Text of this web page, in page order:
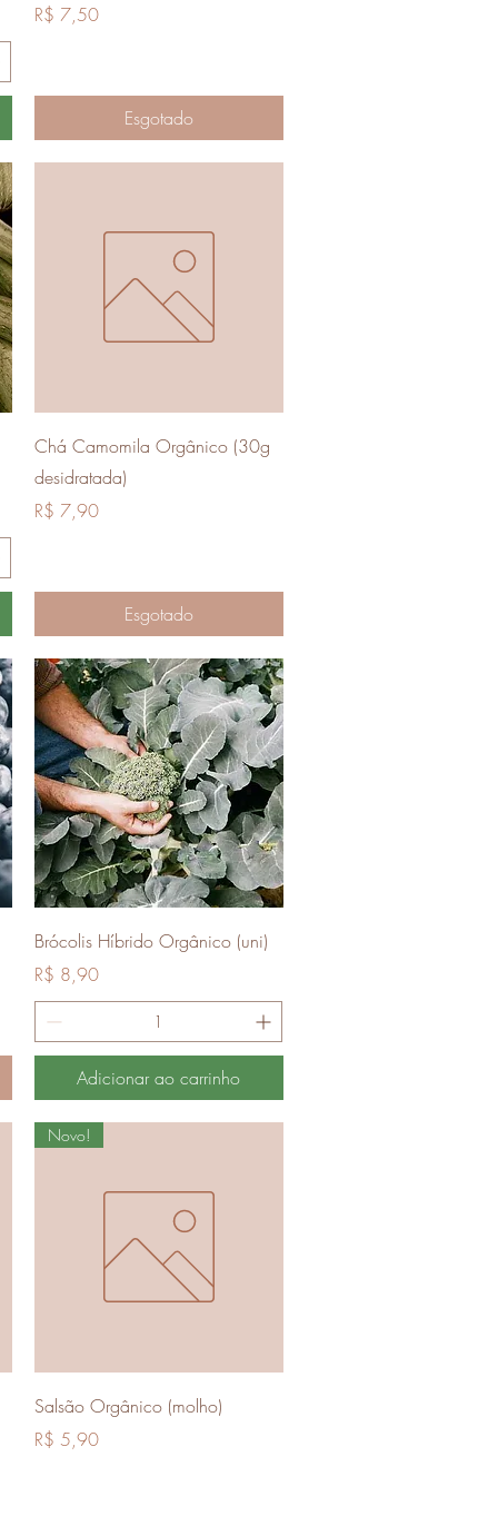
Preço
R$ 7,50
Esgotado
Visualização rápida
Chá Camomila Orgânico (30g
desidratada)
Preço
R$ 7,90
Esgotado
Visualização rápida
Brócolis Híbrido Orgânico (uni)
Preço
R$ 8,90
Adicionar ao carrinho
Visualização rápida
Novo!
Salsão Orgânico (molho)
Preço
R$ 5,90